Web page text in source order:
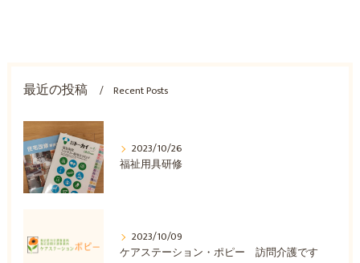
最近の投稿 Recent Posts
2023/10/26
福祉用具研修
2023/10/09
ケアステーション・ポピー 訪問介護です